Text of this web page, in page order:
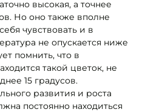
высокая, а точнее
Но оно также вполне
чувствовать и в
не опускается ниже
помнить, что в
такой цветок, не
15 градусов.
развития и роста
постоянно находиться